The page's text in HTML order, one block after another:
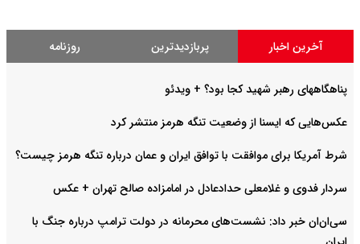
آخرین اخبار پربازدیدترین روزنامه
پناهگاههای رهبر شهید کجا بود؟ + ویدئو
عکس‌هایی که ایسنا از وضعیت تنگه هرمز منتشر کرد
شرط آمریکا برای موافقت با توافق ایران و عمان درباره تنگه هرمز چیست؟
سردار فدوی و غلامعلی حدادعادل در امامزاده صالح تهران + عکس
سی‌ان‌ان خبر داد: نشست‌های محرمانه در دولت ترامپ درباره جنگ با